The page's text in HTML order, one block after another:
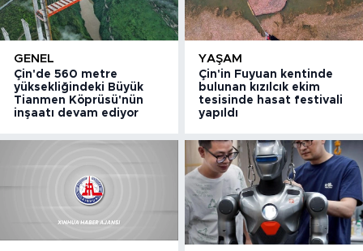
GENEL
Çin'de 560 metre
yüksekliğindeki Büyük
Tianmen Köprüsü'nün
inşaatı devam ediyor
YAŞAM
Çin'in Fuyuan kentinde
bulunan kızılcık ekim
tesisinde hasat festivali
yapıldı